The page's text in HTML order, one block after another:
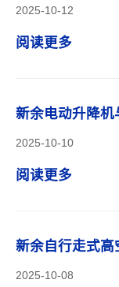
2025-10-12
阅读更多
新余电动升降
2025-10-10
阅读更多
新余自行走式
2025-10-08